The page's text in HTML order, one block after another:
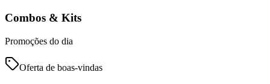
Combos & Kits
Promoções do dia
Oferta de boas-vindas